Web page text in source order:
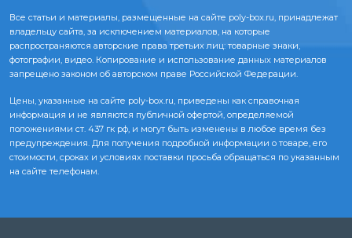
Все статьи и материалы, размещенные на сайте poly-box.ru, принадлежат
владельцу сайта, за исключением материалов, на которые
распространяются авторские права третьих лиц: товарные знаки,
фотографии, видео. Копирование и использование данных материалов
запрещено законом об авторском праве Российской Федерации.
Цены, указанные на сайте poly-box.ru, приведены как справочная
информация и не являются публичной офертой, определяемой
положениями ст. 437 гк рф, и могут быть изменены в любое время без
предупреждения. Для получения подробной информации о товаре, его
стоимости, сроках и условиях поставки просьба обращаться по указанным
на сайте телефонам.